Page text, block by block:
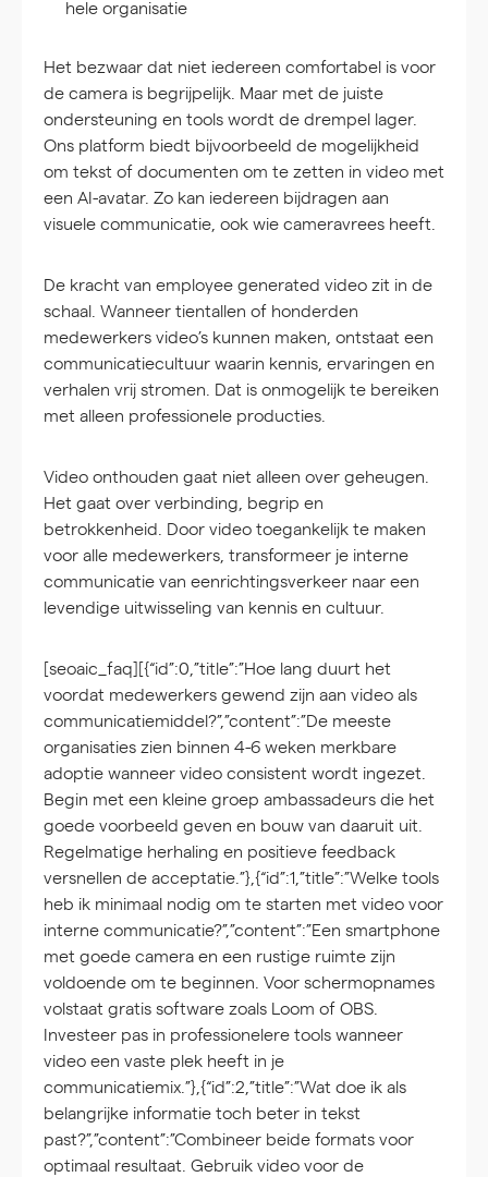
hele organisatie
Het bezwaar dat niet iedereen comfortabel is voor
de camera is begrijpelijk. Maar met de juiste
ondersteuning en tools wordt de drempel lager.
Ons platform biedt bijvoorbeeld de mogelijkheid
om tekst of documenten om te zetten in video met
een AI-avatar. Zo kan iedereen bijdragen aan
visuele communicatie, ook wie cameravrees heeft.
De kracht van employee generated video zit in de
schaal. Wanneer tientallen of honderden
medewerkers video’s kunnen maken, ontstaat een
communicatiecultuur waarin kennis, ervaringen en
verhalen vrij stromen. Dat is onmogelijk te bereiken
met alleen professionele producties.
Video onthouden gaat niet alleen over geheugen.
Het gaat over verbinding, begrip en
betrokkenheid. Door video toegankelijk te maken
voor alle medewerkers, transformeer je interne
communicatie van eenrichtingsverkeer naar een
levendige uitwisseling van kennis en cultuur.
[seoaic_faq][{“id”:0,”title”:”Hoe lang duurt het
voordat medewerkers gewend zijn aan video als
communicatiemiddel?”,”content”:”De meeste
organisaties zien binnen 4-6 weken merkbare
adoptie wanneer video consistent wordt ingezet.
Begin met een kleine groep ambassadeurs die het
goede voorbeeld geven en bouw van daaruit uit.
Regelmatige herhaling en positieve feedback
versnellen de acceptatie.”},{“id”:1,”title”:”Welke tools
heb ik minimaal nodig om te starten met video voor
interne communicatie?”,”content”:”Een smartphone
met goede camera en een rustige ruimte zijn
voldoende om te beginnen. Voor schermopnames
volstaat gratis software zoals Loom of OBS.
Investeer pas in professionelere tools wanneer
video een vaste plek heeft in je
communicatiemix.”},{“id”:2,”title”:”Wat doe ik als
belangrijke informatie toch beter in tekst
past?”,”content”:”Combineer beide formats voor
optimaal resultaat. Gebruik video voor de